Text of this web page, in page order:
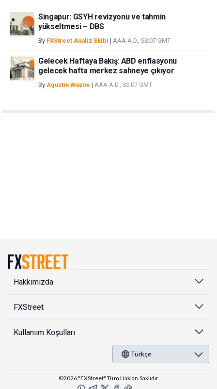
Singapur: GSYH revizyonu ve tahmin
yükseltmesi – DBS
By FXStreet Analiz Ekibi | AAA A.D., SS:07 GMT
Gelecek Haftaya Bakış: ABD enflasyonu
gelecek hafta merkez sahneye çıkıyor
By Agustin Wazne | AAA A.D., SS:07 GMT
Hakkımızda
FXStreet
Kullanıım Koşulları
Türkçe
©2026 "FXStreet" Tüm Hakları Saklıdır